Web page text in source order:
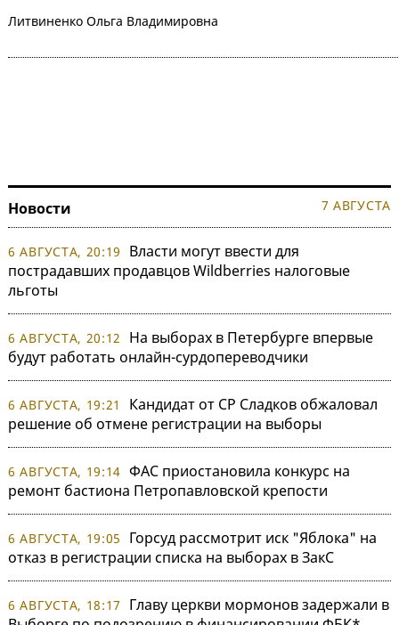
Литвиненко Ольга Владимировна
Новости 7 АВГУСТА
6 АВГУСТА, 20:19
Власти могут ввести для
пострадавших продавцов Wildberries налоговые
льготы
6 АВГУСТА, 20:12
На выборах в Петербурге впервые
будут работать онлайн-сурдопереводчики
6 АВГУСТА, 19:21
Кандидат от СР Сладков обжаловал
решение об отмене регистрации на выборы
6 АВГУСТА, 19:14 ФАС приостановила конкурс на
ремонт бастиона Петропавловской крепости
6 АВГУСТА, 19:05
Горсуд рассмотрит иск "Яблока" на
отказ в регистрации списка на выборах в ЗакС
6 АВГУСТА, 18:17
Главу церкви мормонов задержали в